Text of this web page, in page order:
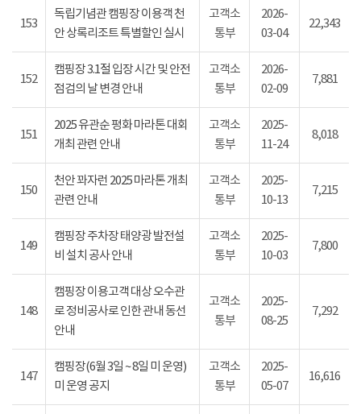
153
독립기념관 캠핑장 이용객 천
안 상록리조트 특별할인 실시
고객소
통부
2026-
03-04
22,343
152
캠핑장 3.1절 입장 시간 및 안전
점검의 날 변경 안내
고객소
통부
2026-
02-09
7,881
151
2025 유관순 평화 마라톤 대회
개최 관련 안내
고객소
통부
2025-
11-24
8,018
150
천안 꽈자런 2025 마라톤 개최
관련 안내
고객소
통부
2025-
10-13
7,215
149
캠핑장 주차장 태양광 발전설
비 설치 공사 안내
고객소
통부
2025-
10-03
7,800
148
캠핑장 이용고객 대상 오수관
로 정비공사로 인한 관내 동선
안내
고객소
통부
2025-
08-25
7,292
147
캠핑장(6월 3일 ~ 8일 미 운영)
미 운영 공지
고객소
통부
2025-
05-07
16,616